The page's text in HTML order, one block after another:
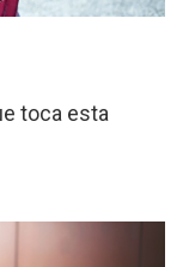
toca esta